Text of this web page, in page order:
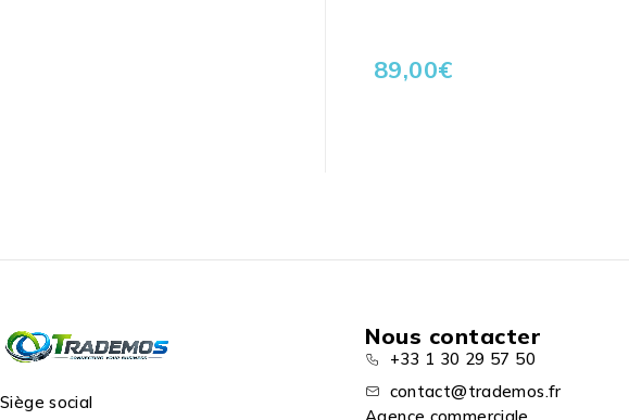
89,00€
Siège social
Nous contacter
+33 1 30 29 57 50
contact@trademos.fr